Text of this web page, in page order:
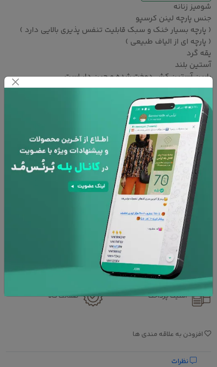
شومیز زنانه
جنس پارچه لینن کرسپو
( پارچه بسیار خنک و سبک قابلیت تنفس پذیری بالایی دارد )
( پارچه ای از الیاف طبیعی )
یقه گرد
آستین بلند
پایین آستین کش دوخت شده و چین دار است
مناسب فصل های بهار و تابستان
مناسب برای استایل های روز مره و نیم رسمی است
رنگ :سفید
سایز :1
2
محاسبه مجدد
افزودن به سبد خرید
پشتیبانی 24 ساعته ۷ روز تعویض کالا
امنیت پرداخت ضمانت کالا
افزودن به علاقه مندی ها